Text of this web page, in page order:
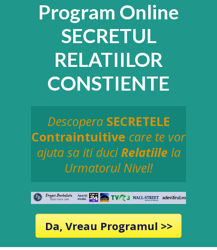
Program Online
SECRETUL
RELATIILOR
CONSTIENTE
Descopera SECRETELE
Contraintuitive care te vor
ajuta sa iti duci Relatiilela
Urmatorul Nivel!
Da, Vreau Programul >>